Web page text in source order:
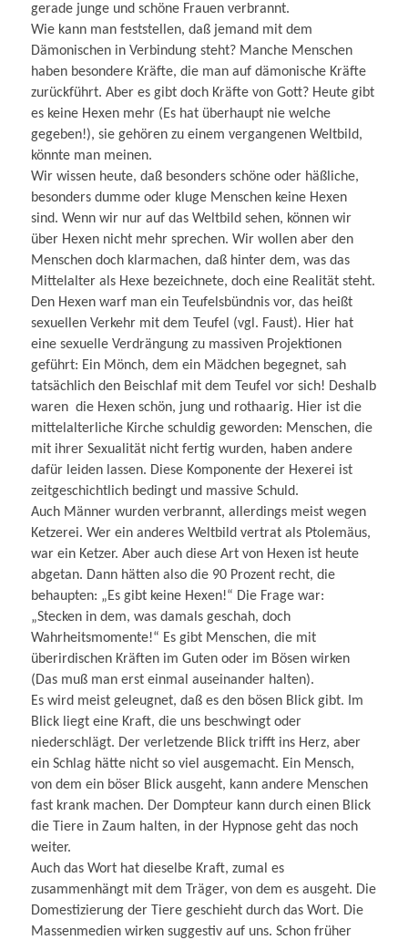
gerade junge und schöne Frauen verbrannt.
Wie kann man feststellen, daß jemand mit dem
Dämonischen in Verbindung steht? Manche Menschen
haben besondere Kräfte, die man auf dämonische Kräfte
zurückführt. Aber es gibt doch Kräfte von Gott? Heute gibt
es keine Hexen mehr (Es hat überhaupt nie welche
gegeben!), sie gehören zu einem vergangenen Weltbild,
könnte man meinen.
Wir wissen heute, daß besonders schöne oder häßliche,
besonders dumme oder kluge Menschen keine Hexen
sind. Wenn wir nur auf das Weltbild sehen, können wir
über Hexen nicht mehr sprechen. Wir wollen aber den
Menschen doch klarmachen, daß hinter dem, was das
Mittelalter als Hexe bezeichnete, doch eine Realität steht.
Den Hexen warf man ein Teufelsbündnis vor, das heißt
sexuellen Verkehr mit dem Teufel (vgl. Faust). Hier hat
eine sexuelle Verdrängung zu massiven Projektionen
geführt: Ein Mönch, dem ein Mädchen begegnet, sah
tatsächlich den Beischlaf mit dem Teufel vor sich! Deshalb
waren die Hexen schön, jung und rothaarig. Hier ist die
mittelalterliche Kirche schuldig geworden: Menschen, die
mit ihrer Sexualität nicht fertig wurden, haben andere
dafür leiden lassen. Diese Komponente der Hexerei ist
zeitgeschichtlich bedingt und massive Schuld.
Auch Männer wurden verbrannt, allerdings meist wegen
Ketzerei. Wer ein anderes Weltbild vertrat als Ptolemäus,
war ein Ketzer. Aber auch diese Art von Hexen ist heute
abgetan. Dann hätten also die 90 Prozent recht, die
behaupten: „Es gibt keine Hexen!“ Die Frage war:
„Stecken in dem, was damals geschah, doch
Wahrheitsmomente!“ Es gibt Menschen, die mit
überirdischen Kräften im Guten oder im Bösen wirken
(Das muß man erst einmal auseinander halten).
Es wird meist geleugnet, daß es den bösen Blick gibt. Im
Blick liegt eine Kraft, die uns beschwingt oder
niederschlägt. Der verletzende Blick trifft ins Herz, aber
ein Schlag hätte nicht so viel ausgemacht. Ein Mensch,
von dem ein böser Blick ausgeht, kann andere Menschen
fast krank machen. Der Dompteur kann durch einen Blick
die Tiere in Zaum halten, in der Hypnose geht das noch
weiter.
Auch das Wort hat dieselbe Kraft, zumal es
zusammenhängt mit dem Träger, von dem es ausgeht. Die
Domestizierung der Tiere geschieht durch das Wort. Die
Massenmedien wirken suggestiv auf uns. Schon früher